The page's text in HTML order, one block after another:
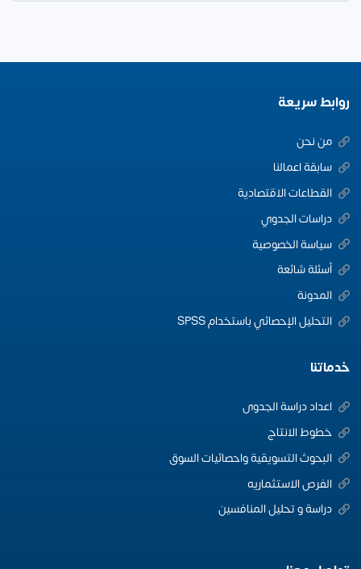
روابط سريعة
من نحن
سابقة اعمالنا
القطاعات الاقتصادية
دراسات الجدوي
سياسة الخصوصية
أسئلة شائعة
المدونة
التحليل الإحصائي باستخدام SPSS
خدماتنا
اعداد دراسة الجدوى
خطوط الانتاج
البحوث التسويقية واحصائيات السوق
الفرص الاستثماريه
دراسة و تحليل المنافسين